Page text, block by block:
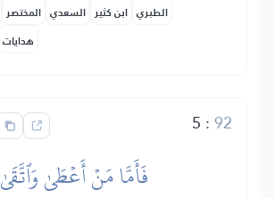
المختصر السعدي ابن كثير الطبري
هدايات
5 :92
فَأَمَّا مَنۡ أَعۡطَىٰ وَٱتَّقَىٰ